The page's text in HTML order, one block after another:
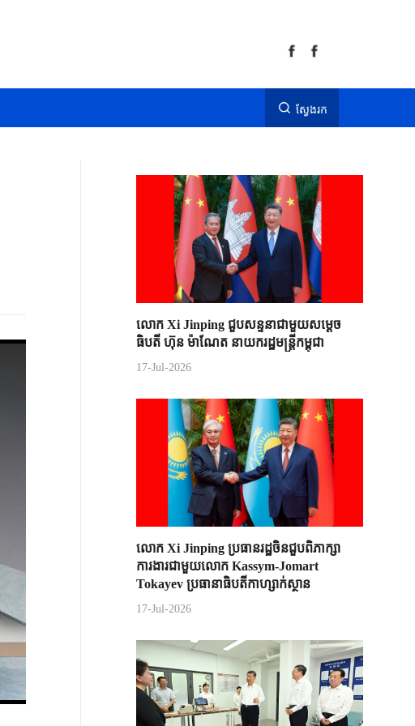
ស្វែងរក
លោក Xi Jinping ជួបសន្ទនាជាមួយសម្តេច
ធិបតី ហ៊ុន ម៉ាណែត នាយករដ្ឋមន្ត្រីកម្ពុជា
17-Jul-2026
លោក Xi Jinping ប្រធានរដ្ឋចិន​ជួបពិភាក្សា​
ការងារជាមួយ​លោក Kassym-Jomart ​
Tokayev ​ប្រធានាធិបតី​កាហ្សាក់ស្ថាន​
17-Jul-2026